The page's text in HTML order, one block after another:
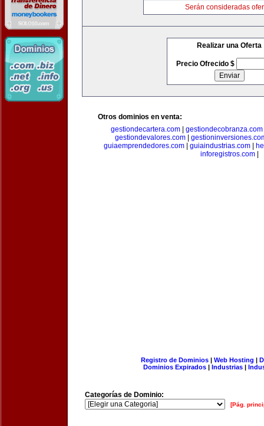
Serán consideradas
Realizar una Oferta
Precio Ofrecido $
Otros dominios en venta:
gestiondecartera.com| gestiondecobranza.com
gestiondevalores.com|
guiaemprendedores.com
guiaindustrias.com
inforegistros.com|
Registro de Dominios| Web Hosting |
Dominios Expirados | Industrias |
Categorías de Dominio:
[Pág.